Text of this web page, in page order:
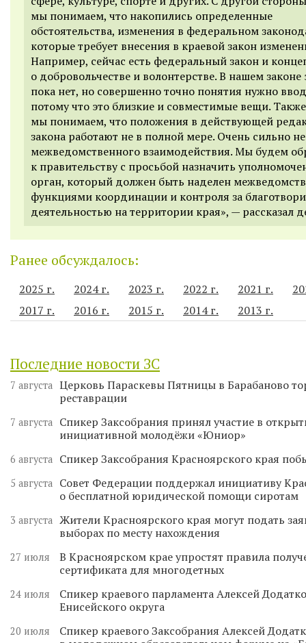
мы понимаем, что накопились определенные
обстоятельства, изменения в федеральном
которые требует внесения в краевой закон
Например, сейчас есть федеральный закон и
о добровольчестве и волонтерстве. В нашем законе
пока нет, но совершенно точно понятия нужно
потому что это близкие и совместимые вещи. Также
мы понимаем, что положения в действующей
закона работают не в полной мере. Очень сильно не
межведомственного взаимодействия.Мы будем
к правительству с просьбой назначить
орган, который должен быть наделен
функциями координации и контроля за
деятельностью на территории края», — рассказал
Ранее обсуждалось:
2025 г. 2024 г. 2023 г. 2022 г. 2021 г.
2017 г.
2016 г. 2015 г. 2014 г. 2013 г.
Последние новости ЗС
7 августа Церковь Параскевы Пятницы в Барабаново
реставрации
7 августа
Спикер Заксобрания принял участие в
инициативной молодёжи «Юниор»
6 августа Спикер Заксобрания Красноярского края
5 августа
Совет Федерации поддержал инициативу
о бесплатной юридической помощи сиротам
3 августа Жители Красноярского края могут подать
выборах по месту нахождения
27 июля
В Красноярском крае упростят правила
сертификата для многодетных
24 июля
Спикер краевого парламента Алексей
Енисейского округа
20 июля
Спикер краевого Заксобрания Алексей